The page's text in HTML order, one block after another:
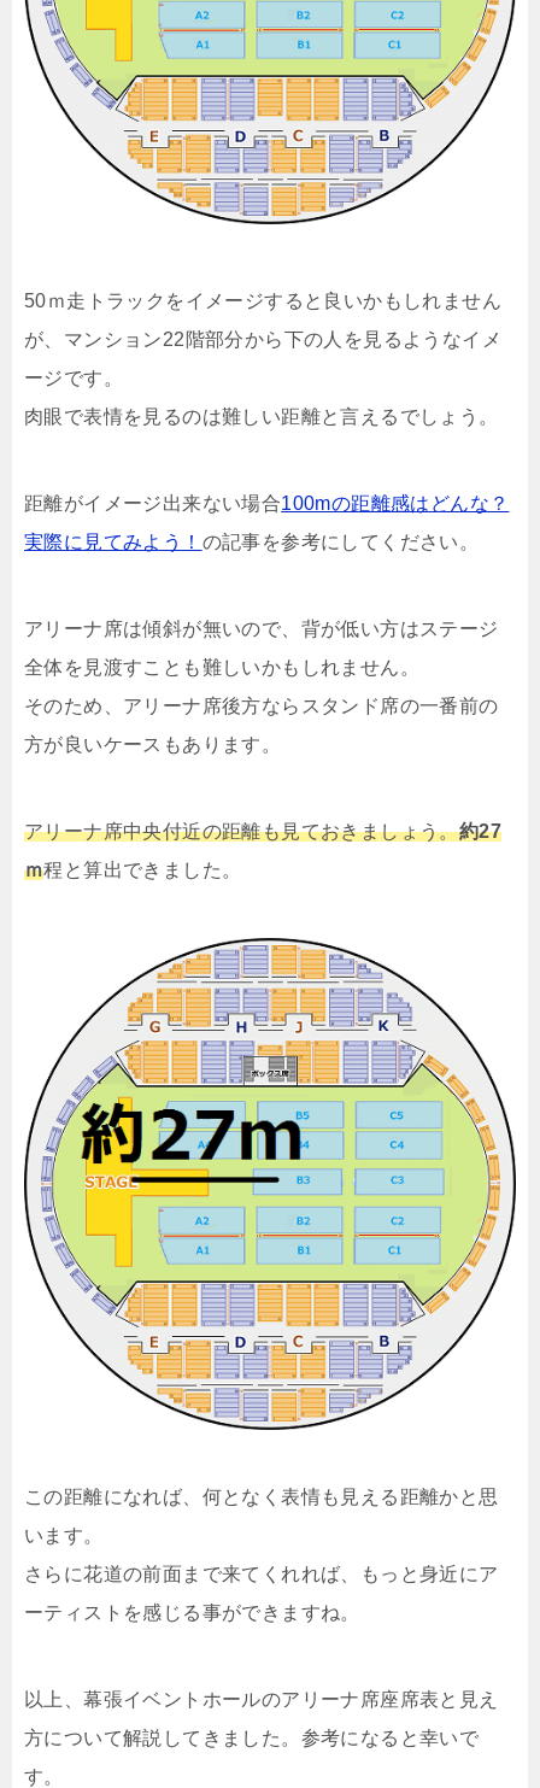
50ｍ走トラックをイメージすると良いかもしれません
が、マンション22階部分から下の人を見るようなイメ
ージです。
肉眼で表情を見るのは難しい距離と言えるでしょう。
距離がイメージ出来ない場合100mの距離感はどんな？
実際に見てみよう！ の記事を参考にしてください。
アリーナ席は傾斜が無いので、背が低い方はステージ
全体を見渡すことも難しいかもしれません。
そのため、アリーナ席後方ならスタンド席の一番前の
方が良いケースもあります。
アリーナ席中央付近の距離も見ておきましょう。約27
ｍ程と算出できました。
この距離になれば、何となく表情も見える距離かと思
います。
さらに花道の前面まで来てくれれば、もっと身近にア
ーティストを感じる事ができますね。
以上、幕張イベントホールのアリーナ席座席表と見え
方について解説してきました。参考になると幸いで
す。